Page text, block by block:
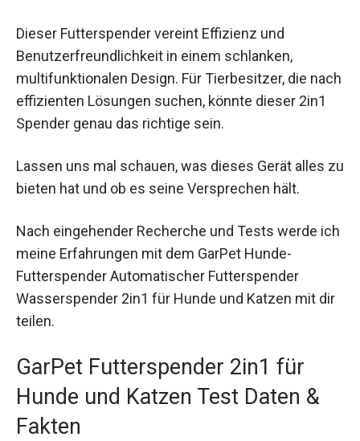
Dieser Futterspender vereint Effizienz und
Benutzerfreundlichkeit in einem schlanken,
multifunktionalen Design. Für Tierbesitzer, die nach
effizienten Lösungen suchen, könnte dieser 2in1
Spender genau das richtige sein.
Lassen uns mal schauen, was dieses Gerät alles zu
bieten hat und ob es seine Versprechen hält.
Nach eingehender Recherche und Tests werde ich
meine Erfahrungen mit dem GarPet Hunde-
Futterspender Automatischer Futterspender
Wasserspender 2in1 für Hunde und Katzen mit dir
teilen.
GarPet Futterspender 2in1 für
Hunde und Katzen Test Daten &
Fakten